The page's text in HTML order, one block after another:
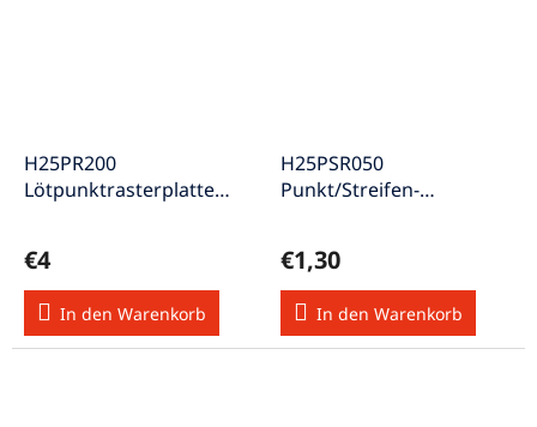
H25PR200
Lötpunktrasterplatte
€4
In den Warenkorb
H25PSR050
Punkt/Streifen-
€1,30
In den Warenkorb